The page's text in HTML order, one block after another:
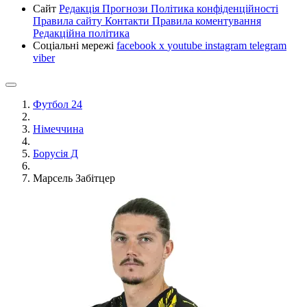
Сайт Редакція Прогнози Політика конфіденційності
Правила сайту Контакти Правила коментування
Редакційна політика
Соціальні мережі facebook x youtube instagram telegram
viber
Футбол 24
Німеччина
Борусія Д
Марсель Забітцер